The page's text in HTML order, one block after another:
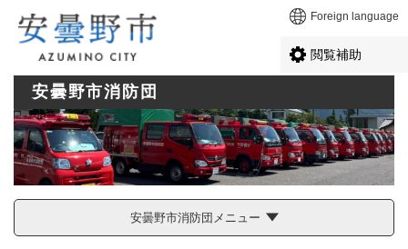
メニューを飛ばして本文へ Foreign language
閲覧補助
安曇野市消防団
安曇野市消防団メニュー